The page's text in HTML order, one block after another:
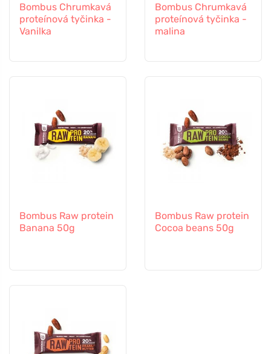
Bombus Chrumkavá
proteínová tyčinka -
Vanilka
Bombus Chrumkavá
proteínová tyčinka -
malina
Bombus Raw protein
Banana 50g
Bombus Raw protein
Cocoa beans 50g